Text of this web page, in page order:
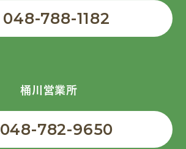
048-788-1182
桶川営業所
048-782-9650